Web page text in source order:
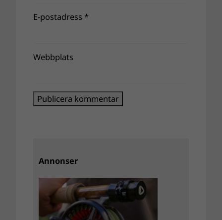
E-postadress *
Webbplats
Annonser